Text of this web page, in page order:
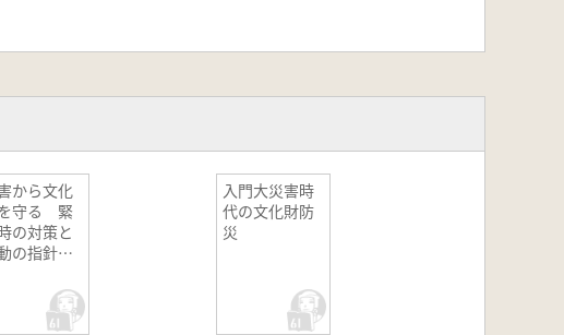
から文化
守る 緊
の対策と
の指針
入門大災害時
代の文化財防
災